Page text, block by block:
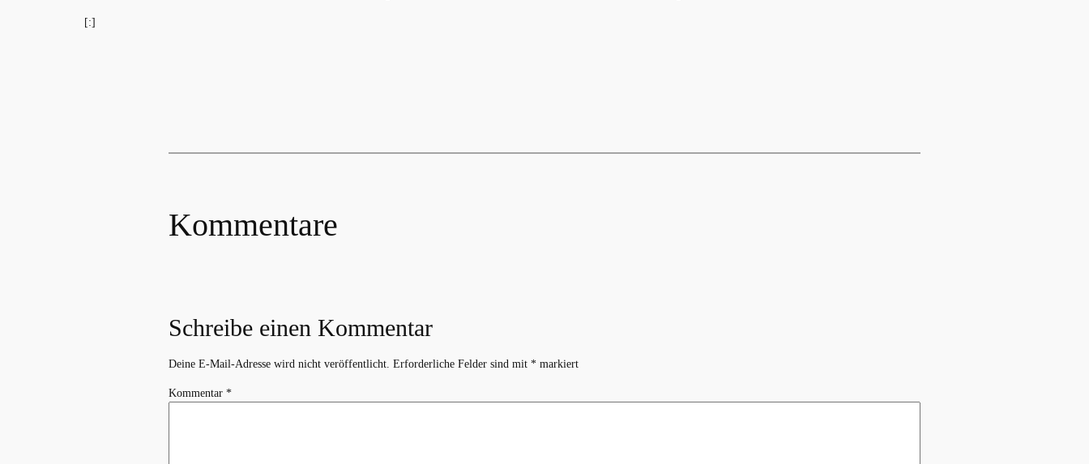
[:]
Kommentare
Schreibe einen Kommentar
Deine E-Mail-Adresse wird nicht veröffentlicht. Erforderliche Felder sind mit * markiert
Kommentar *